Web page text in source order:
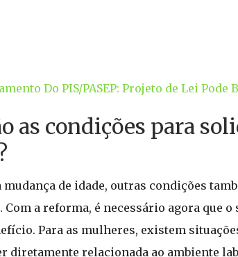
Do PIS/PASEP: Projeto de Lei
as condições para
mudança de idade, outras condições
Com a reforma, é necessário agora que
Para as mulheres, existem
diretamente relacionada ao ambiente